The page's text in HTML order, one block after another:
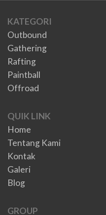
KATEGORI
Outbound
Gathering
Rafting
Paintball
Offroad
QUIK LINK
Home
Tentang Kami
Kontak
Galeri
Blog
GROUP